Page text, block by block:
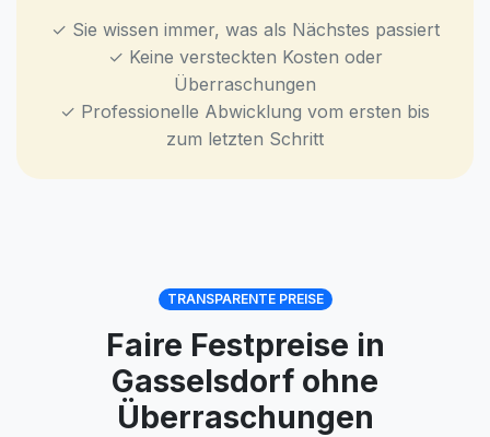
✓ Sie wissen immer, was als Nächstes passiert
✓ Keine versteckten Kosten oder
Überraschungen
✓ Professionelle Abwicklung vom ersten bis
zum letzten Schritt
TRANSPARENTE PREISE
Faire Festpreise in
Gasselsdorf ohne
Überraschungen